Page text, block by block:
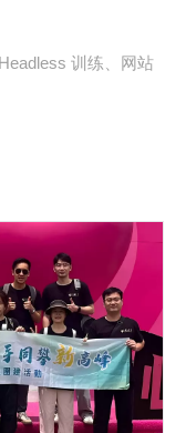
训练、网站